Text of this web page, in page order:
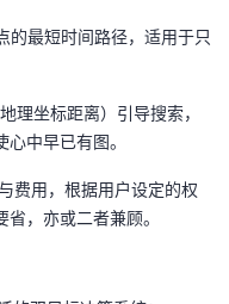
的最短时间路径，适用于只
理坐标距离）引导搜索，
中早已有图。
费用，根据用户设定的权
，亦或二者兼顾。